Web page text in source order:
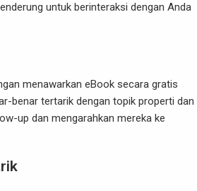
untuk berinteraksi dengan Anda
menawarkan eBook secara gratis
benar tertarik dengan topik properti dan
up dan mengarahkan mereka ke